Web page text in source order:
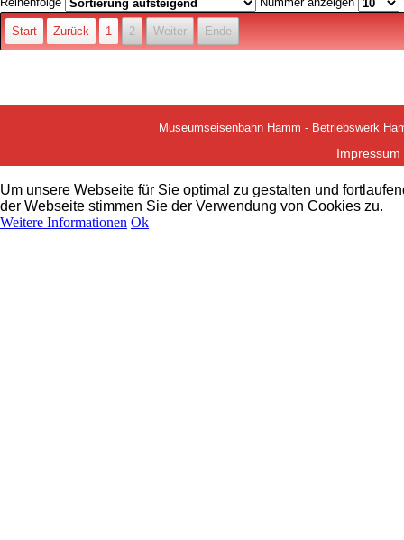
Start Zurück 1 2 Weiter Ende
Museumseisenbahn Hamm - Betriebswerk
Impressum
Um unsere Webseite für Sie optimal zu gestalten und
der Webseite stimmen Sie der Verwendung von Cookies zu.
Weitere Informationen Ok